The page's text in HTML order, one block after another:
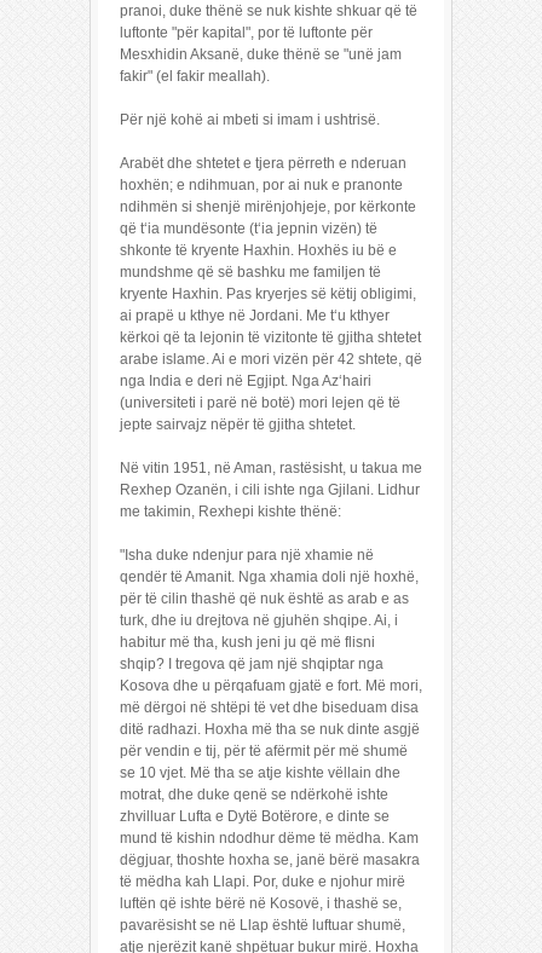
pranoi, duke thënë se nuk kishte shkuar që të
luftonte "për kapital", por të luftonte për
Mesxhidin Aksanë, duke thënë se "unë jam
fakir" (el fakir meallah).
Për një kohë ai mbeti si imam i ushtrisë.
Arabët dhe shtetet e tjera përreth e nderuan
hoxhën; e ndihmuan, por ai nuk e pranonte
ndihmën si shenjë mirënjohjeje, por kërkonte
që t‘ia mundësonte (t‘ia jepnin vizën) të
shkonte të kryente Haxhin. Hoxhës iu bë e
mundshme që së bashku me familjen të
kryente Haxhin. Pas kryerjes së këtij obligimi,
ai prapë u kthye në Jordani. Me t‘u kthyer
kërkoi që ta lejonin të vizitonte të gjitha shtetet
arabe islame. Ai e mori vizën për 42 shtete, që
nga India e deri në Egjipt. Nga Az‘hairi
(universiteti i parë në botë) mori lejen që të
jepte sairvajz nëpër të gjitha shtetet.
Në vitin 1951, në Aman, rastësisht, u takua me
Rexhep Ozanën, i cili ishte nga Gjilani. Lidhur
me takimin, Rexhepi kishte thënë:
"Isha duke ndenjur para një xhamie në
qendër të Amanit. Nga xhamia doli një hoxhë,
për të cilin thashë që nuk është as arab e as
turk, dhe iu drejtova në gjuhën shqipe. Ai, i
habitur më tha, kush jeni ju që më flisni
shqip? I tregova që jam një shqiptar nga
Kosova dhe u përqafuam gjatë e fort. Më mori,
më dërgoi në shtëpi të vet dhe biseduam disa
ditë radhazi. Hoxha më tha se nuk dinte asgjë
për vendin e tij, për të afërmit për më shumë
se 10 vjet. Më tha se atje kishte vëllain dhe
motrat, dhe duke qenë se ndërkohë ishte
zhvilluar Lufta e Dytë Botërore, e dinte se
mund të kishin ndodhur dëme të mëdha. Kam
dëgjuar, thoshte hoxha se, janë bërë masakra
të mëdha kah Llapi. Por, duke e njohur mirë
luftën që ishte bërë në Kosovë, i thashë se,
pavarësisht se në Llap është luftuar shumë,
atje njerëzit kanë shpëtuar bukur mirë. Hoxha